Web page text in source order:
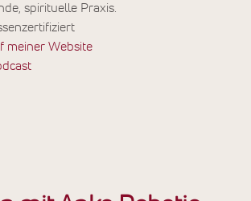
spirituelle Praxis.
meiner Website